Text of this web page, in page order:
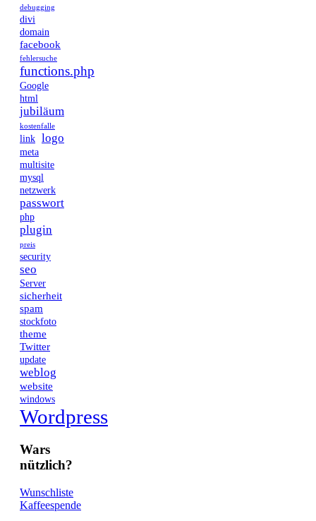
debugging
divi
domain
facebook
fehlersuche
functions.php
Google
html
jubiläum
kostenfalle
link logo
meta
multisite
mysql
netzwerk
passwort
php
plugin
preis
security
seo
Server
sicherheit
spam
stockfoto
theme
Twitter
update
weblog
website
windows
Wordpress
Wars
nützlich?
Wunschliste
Kaffeespende